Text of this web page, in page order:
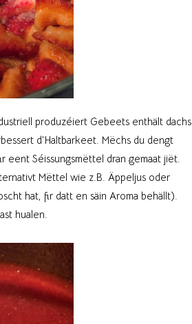
produzéiert Gebeets enthält dachs
d’Haltbarkeet. Mëchs du dengt
Séissungsmëttel dran gemaat jiët.
Mëttel wie z.B. Äppeljus oder
hat, fir datt en säin Aroma behällt).
hualen.